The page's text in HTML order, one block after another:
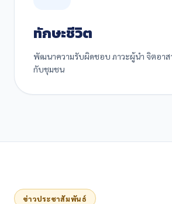
ทักษะชีวิต
พัฒนาความรับผิดชอบ ภาวะผู้นำ จิตอาส
กับชุมชน
ข่าวประชาสัมพันธ์